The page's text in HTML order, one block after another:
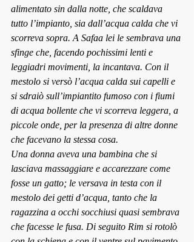
alimentato sin dalla notte, che scaldava
tutto l’impianto, sia dall’acqua calda che vi
scorreva sopra. A Safaa lei le sembrava una
sfinge che, facendo pochissimi lenti e
leggiadri movimenti, la incantava. Con il
mestolo si versò l’acqua calda sui capelli e
si sdraiò sull’impiantito fumoso con i fiumi
di acqua bollente che vi scorreva leggera, a
piccole onde, per la presenza di altre donne
che facevano la stessa cosa.
Una donna aveva una bambina che si
lasciava massaggiare e accarezzare come
fosse un gatto; le versava in testa con il
mestolo dei getti d’acqua, tanto che la
ragazzina a occhi socchiusi quasi sembrava
che facesse le fusa. Di seguito Rim si rotolò